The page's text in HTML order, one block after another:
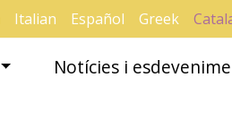
Italian Español Greek
Notícies i